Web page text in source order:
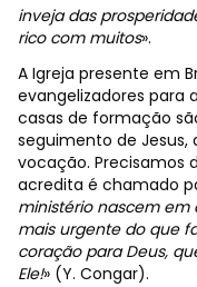
inveja das
rico com muitos».
A Igreja presente em
evangelizadores para
casas de formação
seguimento de Jesus,
vocação. Precisamos
acredita é chamado
ministério nascem em
mais urgente do que
coração para Deus,
Ele!» (Y. Congar).